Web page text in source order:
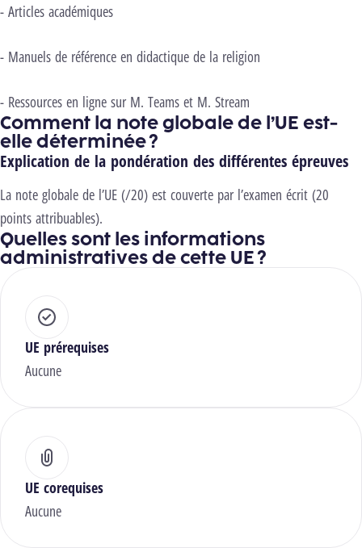
- Articles académiques
- Manuels de référence en didactique de la religion
- Ressources en ligne sur M. Teams et M. Stream
Comment la note globale de l’UE est-
elle déterminée ?
Explication de la pondération des différentes épreuves
La note globale de l’UE (/20) est couverte par l’examen écrit (20
points attribuables).
Quelles sont les informations
administratives de cette UE ?
UE prérequises
Aucune
UE corequises
Aucune